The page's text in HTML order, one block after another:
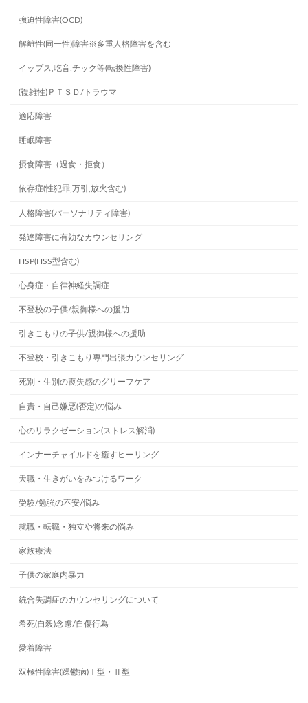
強迫性障害(OCD)
解離性(同一性)障害※多重人格障害を含む
イップス,吃音,チック等(転換性障害)
(複雑性)ＰＴＳＤ/トラウマ
適応障害
睡眠障害
摂食障害（過食・拒食）
依存症(性犯罪,万引,放火含む)
人格障害(パーソナリティ障害)
発達障害に有効なカウンセリング
HSP(HSS型含む)
心身症・自律神経失調症
不登校の子供/親御様への援助
引きこもりの子供/親御様への援助
不登校・引きこもり専門出張カウンセリング
死別・生別の喪失感のグリーフケア
自責・自己嫌悪(否定)の悩み
心のリラクゼーション(ストレス解消)
インナーチャイルドを癒すヒーリング
天職・生きがいをみつけるワーク
受験/勉強の不安/悩み
就職・転職・独立や将来の悩み
家族療法
子供の家庭内暴力
統合失調症のカウンセリングについて
希死(自殺)念慮/自傷行為
愛着障害
双極性障害(躁鬱病)Ⅰ型・Ⅱ型